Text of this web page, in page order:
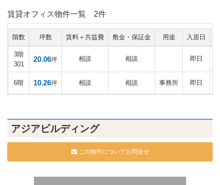
賃貸オフィス物件一覧 2件
階数 坪数 賃料＋共益費 敷金・保証金 用途 入居日
3階
301
20.06坪 相談 相談 即日
6階 10.26坪 相談 相談 事務所 即日
アジアビルディング
この物件についてお問合せ